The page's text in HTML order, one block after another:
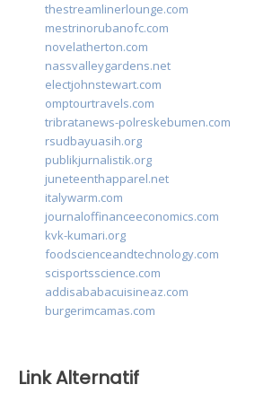
thestreamlinerlounge.com
mestrinorubanofc.com
novelatherton.com
nassvalleygardens.net
electjohnstewart.com
omptourtravels.com
tribratanews-polreskebumen.com
rsudbayuasih.org
publikjurnalistik.org
juneteenthapparel.net
italywarm.com
journaloffinanceeconomics.com
kvk-kumari.org
foodscienceandtechnology.com
scisportsscience.com
addisababacuisineaz.com
burgerimcamas.com
Link Alternatif